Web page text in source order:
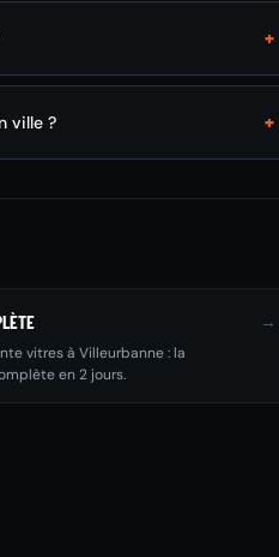
+
ville ? +
→
vitres à Villeurbanne : la
en 2 jours.